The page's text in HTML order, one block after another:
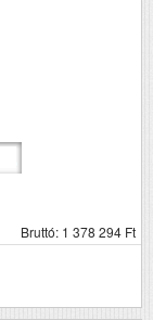
Bruttó: 1 378 294 Ft